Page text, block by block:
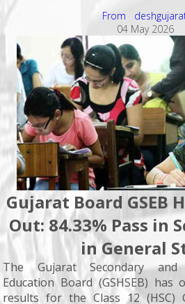
From
04 May 2026
Gujarat Board GSEB
Out: 84.33% Pass in
in General
The Gujarat Secondary and
Education Board (GSHSEB) has
results for the Class 12 (HSC)